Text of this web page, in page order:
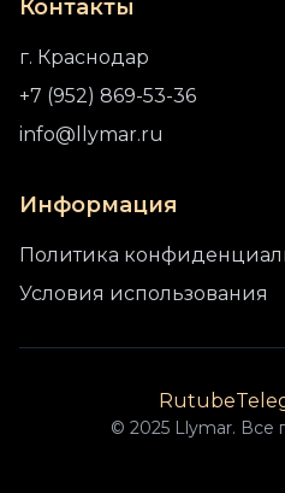
Контакты
г. Краснодар
+7 (952) 869-53-36
info@llymar.ru
Информация
Политика
Условия использования
Rutube
© 2025 Llymar. Все